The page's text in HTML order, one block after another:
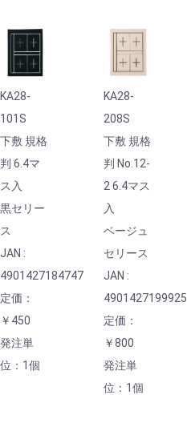
KA28-
101S
下敷 規格
判 6.4マ
ス入
黒セリー
ス
JAN :
4901427184747
定価：
￥450
発注単
位：1個
KA28-
208S
下敷 規格
判 No.12-
2 6.4マス
入
ベージュ
セリース
JAN :
4901427199925
定価：
￥800
発注単
位：1個